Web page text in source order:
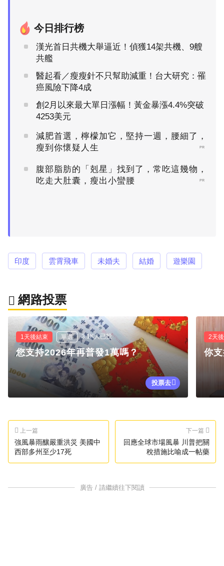
今日排行榜
漢光首日共機大舉逼近！偵獲14架共機、9艘
共艦
醫起看／瘦瘦針不只幫助減重！台大研究：罹
癌風險下降4成
創2月以來最大單日漲幅！黃金暴漲4.4%突破
4253美元
減肥首選，檸檬加它，堅持一週，腰細了，
瘦到你懷疑人生
PR
腹部脂肪的「剋星」找到了，常吃這幾物，
吃走大肚囊，瘦出小蠻腰
PR
印度 雲霄飛車 未婚夫 結婚 遊樂園
網路投票
1天後結束 單選 3.1K人已投
您支持2026年再普發1萬嗎？
投票去
2天
你
上一篇
強風暴雨釀嚴重洪災 美國中
西部多州至少17死
下一篇
回應全球市場風暴 川普把關
稅措施比喻成一帖藥
廣告 / 請繼續往下閱讀